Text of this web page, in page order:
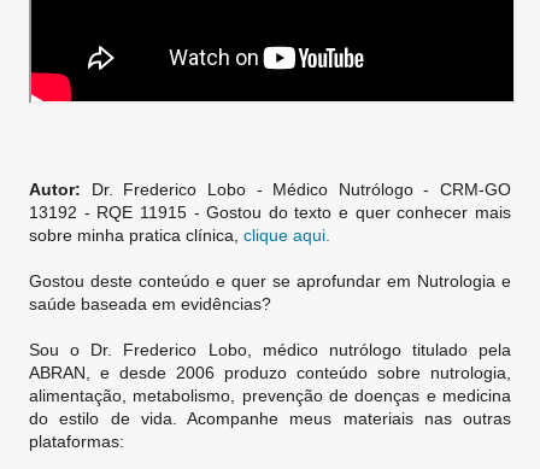
Autor: Dr. Frederico Lobo - Médico Nutrólogo - CRM-GO
13192 - RQE 11915 - Gostou do texto e quer conhecer mais
sobre minha pratica clínica, clique aqui.
Gostou deste conteúdo e quer se aprofundar em Nutrologia e
saúde baseada em evidências?
Sou o Dr. Frederico Lobo, médico nutrólogo titulado pela
ABRAN, e desde 2006 produzo conteúdo sobre nutrologia,
alimentação, metabolismo, prevenção de doenças e medicina
do estilo de vida. Acompanhe meus materiais nas outras
plataformas: